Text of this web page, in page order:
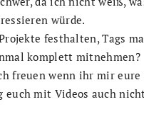
würde.
festhalten, Tags
komplett mitnehmen?
freuen wenn ihr mir
euch mit Videos auch